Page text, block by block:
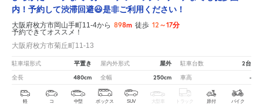
内！予約して渋滞回避😃是非ご利用ください！
大阪府枚方市岡山手町11-4から 898m 徒歩 12～17分
予約できてオススメ！
大阪府枚方市菊丘町11-13
駐車場形式 平置き 屋内外形式 屋外 駐車台数 2台
全長 480cm 全幅 250cm 車高 -
軽 コ 中型 ボックス SUV 大型車 トラック 原付 バイク